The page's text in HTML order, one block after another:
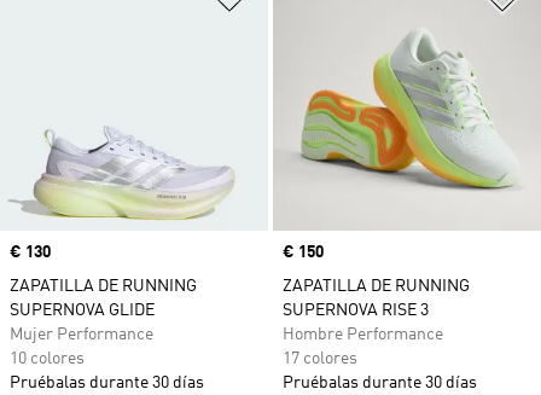
Precio
€ 130
ZAPATILLA DE RUNNING
SUPERNOVA GLIDE
Mujer Performance
10 colores
Pruébalas durante 30 días
Precio
€ 150
ZAPATILLA DE RUNNING
SUPERNOVA RISE 3
Hombre Performance
17 colores
Pruébalas durante 30 días